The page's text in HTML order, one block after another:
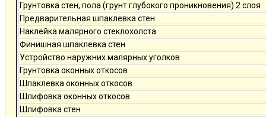
Грунтовка стен, пола (грунт глубокого проникновения) 2 слоя
Предварительная шпаклевка стен
Наклейка малярного стеклохолста
Финишная шпаклевка стен
Устройство наружних малярных уголков
Грунтовка оконных откосов
Шпаклевка оконных откосов
Шлифовка оконных откосов
Шлифовка стен